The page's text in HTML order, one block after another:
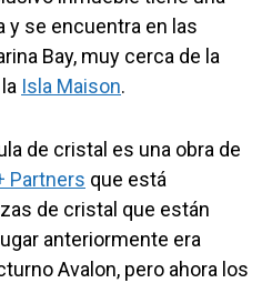
y se encuentra en las
Bay, muy cerca de la
Isla Maison.
de cristal es una obra de
Partners que está
de cristal que están
anteriormente era
Avalon, pero ahora los